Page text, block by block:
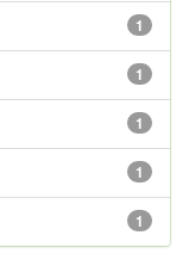
1
1
1
1
1